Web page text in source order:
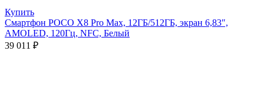
Купить
Смартфон POCO X8 Pro Max, 12ГБ/512ГБ, экран 6,83″,
AMOLED, 120Гц, NFC, Белый
39 011 ₽